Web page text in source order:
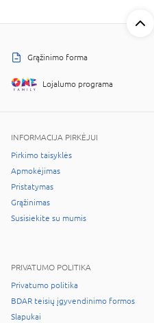
Grąžinimo forma
Lojalumo programa
INFORMACIJA PIRKĖJUI
Pirkimo taisyklės
Apmokėjimas
Pristatymas
Grąžinimas
Susisiekite su mumis
PRIVATUMO POLITIKA
Privatumo politika
BDAR teisių įgyvendinimo formos
Slapukai